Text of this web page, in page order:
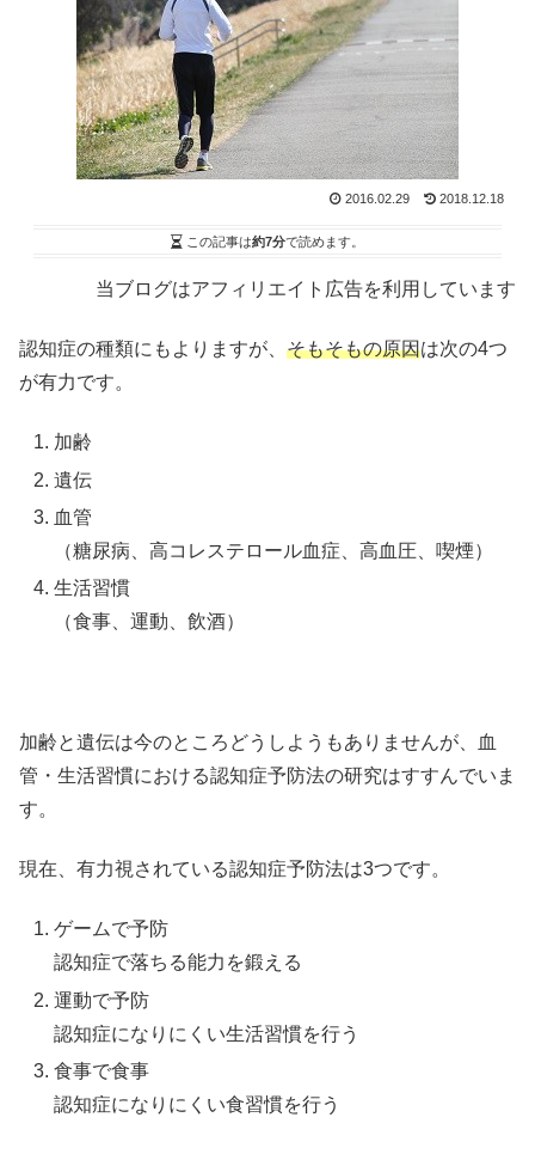
2016.02.29 2018.12.18
この記事は約7分で読めます。
当ブログはアフィリエイト広告を利用しています
認知症の種類にもよりますが、 そもそもの原因は次の4つ
が有力です。
加齢
遺伝
血管
（糖尿病、高コレステロール血症、高血圧、喫煙）
生活習慣
（食事、運動、飲酒）
加齢と遺伝は今のところどうしようもありませんが、血
管・生活習慣における認知症予防法の研究はすすんでいま
す。
現在、有力視されている認知症予防法は3つです。
ゲームで予防
認知症で落ちる能力を鍛える
運動で予防
認知症になりにくい生活習慣を行う
食事で食事
認知症になりにくい食習慣を行う